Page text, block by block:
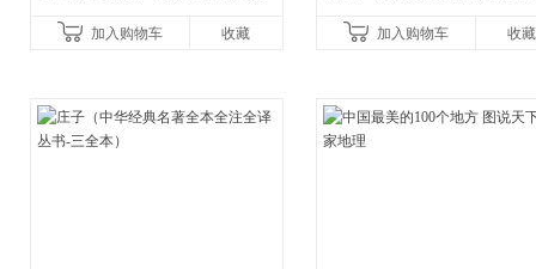
妙滋味！令人无法抗拒的
加入购物车 收藏
加入购物车
收藏